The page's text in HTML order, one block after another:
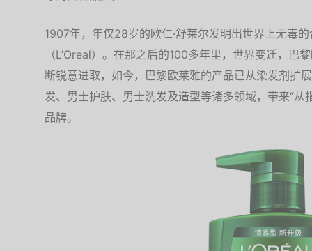
1907年，年仅28岁的欧仁·舒莱尔发明出世界上无毒
（L’Oreal）。在那之后的100多年里，世界变迁，巴
断锐意进取，如今，巴黎欧莱雅的产品已从染发剂扩
发、男士护肤、男士洗发及造型等诸多领域，带来“
品牌。